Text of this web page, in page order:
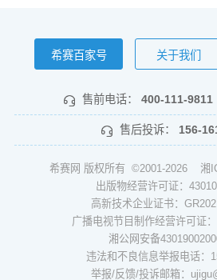
希赛百家号 关于我们
售前电话： 400-111-9811
售后投诉： 156-
希赛网 版权所有 ©2001-2026 湘
出版物经营许可证：
高新技术企业证书：
广播电视节目制作经营许可证
湘公网安备
违法和不良信息举报电话：
举报/反馈/投诉邮箱：